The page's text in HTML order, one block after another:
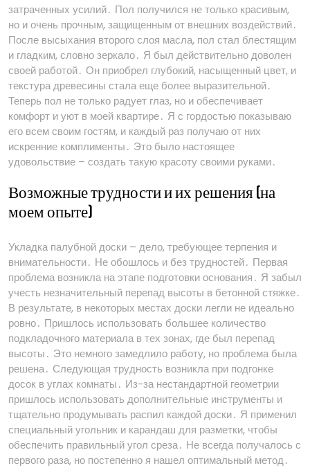
затраченных усилий․ Пол получился не только красивым,
но и очень прочным, защищенным от внешних воздействий․
После высыхания второго слоя масла, пол стал блестящим
и гладким, словно зеркало․ Я был действительно доволен
своей работой․ Он приобрел глубокий, насыщенный цвет, и
текстура древесины стала еще более выразительной․
Теперь пол не только радует глаз, но и обеспечивает
комфорт и уют в моей квартире․ Я с гордостью показываю
его всем своим гостям, и каждый раз получаю от них
искренние комплименты․ Это было настоящее
удовольствие – создать такую красоту своими руками․
Возможные трудности и их решения (на
моем опыте)
Укладка палубной доски – дело, требующее терпения и
внимательности․ Не обошлось и без трудностей․ Первая
проблема возникла на этапе подготовки основания․ Я забыл
учесть незначительный перепад высоты в бетонной стяжке․
В результате, в некоторых местах доски легли не идеально
ровно․ Пришлось использовать большее количество
подкладочного материала в тех зонах, где был перепад
высоты․ Это немного замедлило работу, но проблема была
решена․ Следующая трудность возникла при подгонке
досок в углах комнаты․ Из-за нестандартной геометрии
пришлось использовать дополнительные инструменты и
тщательно продумывать распил каждой доски․ Я применил
специальный угольник и карандаш для разметки, чтобы
обеспечить правильный угол среза․ Не всегда получалось с
первого раза, но постепенно я нашел оптимальный метод․